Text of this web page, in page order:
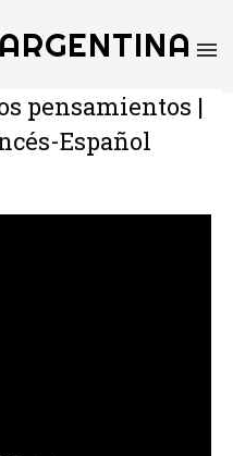
pensamientos |
Español